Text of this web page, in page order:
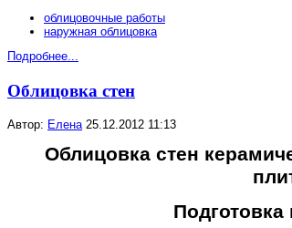
облицовочные работы
наружная облицовка
Подробнее...
Облицовка стен
Автор: Елена 25.12.2012 11:13
Облицовка стен
Подготовка